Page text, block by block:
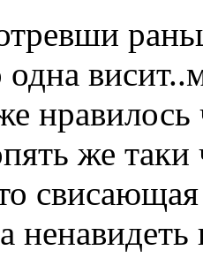
же
свисающая